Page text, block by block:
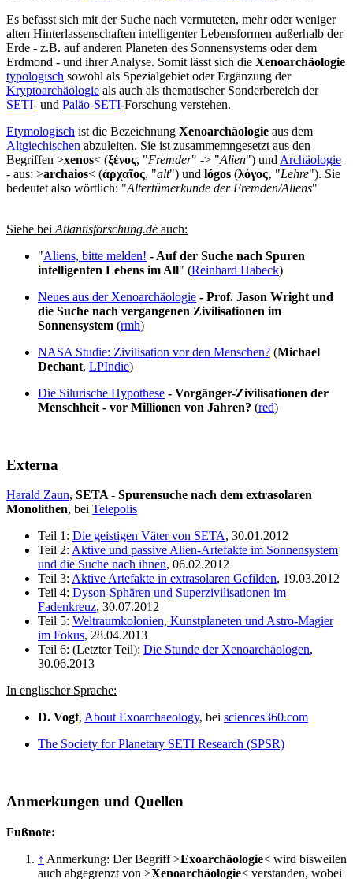
Es befasst sich mit der Suche nach vermuteten, mehr oder weniger
alten Hinterlassenschaften intelligenter Lebensformen außerhalb der
Erde - z.B. auf anderen Planeten des Sonnensystems oder dem
Erdmond - und ihrer Analyse. Somit lässt sich die Xenoarchäologie
typologisch sowohl als Spezialgebiet oder Ergänzung der
Kryptoarchäologie als auch als thematischer Sonderbereich der
SETI- und Paläo-SETI-Forschung verstehen.
Etymologisch ist die Bezeichnung Xenoarchäologie aus dem
Altgiechischen abzuleiten. Sie ist zusammemngesetzt aus den
Begriffen >xenos< (ξένος, "Fremder" -> "Alien") und Archäologie
- aus: >archaios< (ἀρχαῖος, "alt") und lógos (λόγος‚ "Lehre"). Sie
bedeutet also wörtlich: "Altertümerkunde der Fremden/Aliens"
Siehe bei Atlantisforschung.de auch:
"Aliens, bitte melden! - Auf der Suche nach Spuren
intelligenten Lebens im All" (Reinhard Habeck)
Neues aus der Xenoarchäologie - Prof. Jason Wright und
die Suche nach vergangenen Zivilisationen im
Sonnensystem (rmh)
NASA Studie: Zivilisation vor den Menschen? (Michael
Dechant, LPIndie)
Die Silurische Hypothese - Vorgänger-Zivilisationen der
Menschheit - vor Millionen von Jahren? (red)
Externa
Harald Zaun, SETA - Spurensuche nach dem extrasolaren
Monolithen, bei Telepolis
Teil 1: Die geistigen Väter von SETA, 30.01.2012
Teil 2: Aktive und passive Alien-Artefakte im Sonnensystem
und die Suche nach ihnen, 06.02.2012
Teil 3: Aktive Artefakte in extrasolaren Gefilden, 19.03.2012
Teil 4: Dyson-Sphären und Superzivilisationen im
Fadenkreuz, 30.07.2012
Teil 5: Weltraumkolonien, Kunstplaneten und Astro-Magier
im Fokus, 28.04.2013
Teil 6: (Letzter Teil): Die Stunde der Xenoarchäologen,
30.06.2013
In englischer Sprache:
D. Vogt, About Exoarchaeology, bei sciences360.com
The Society for Planetary SETI Research (SPSR)
Anmerkungen und Quellen
Fußnote:
↑ Anmerkung: Der Begriff >Exoarchäologie< wird bisweilen
auch abgegrenzt von >Xenoarchäologie< verstanden, wobei